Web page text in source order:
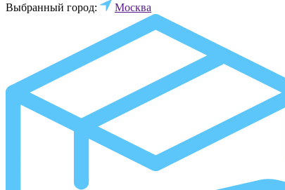
Выбранный город:
Москва